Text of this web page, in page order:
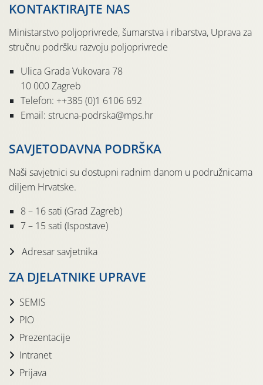
KONTAKTIRAJTE NAS
Ministarstvo poljoprivrede, šumarstva i ribarstva, Uprava za
stručnu podršku razvoju poljoprivrede
Ulica Grada Vukovara 78
10 000 Zagreb
Telefon: ++385 (0)1 6106 692
Email: strucna-podrska@mps.hr
SAVJETODAVNA PODRŠKA
Naši savjetnici su dostupni radnim danom u podružnicama
diljem Hrvatske.
8 – 16 sati (Grad Zagreb)
7 – 15 sati (Ispostave)
Adresar savjetnika
ZA DJELATNIKE UPRAVE
SEMIS
PIO
Prezentacije
Intranet
Prijava